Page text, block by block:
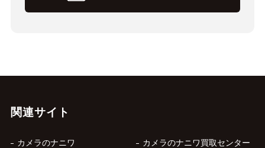
関連サイト
カメラのナニワ カメラのナニワ買取センター